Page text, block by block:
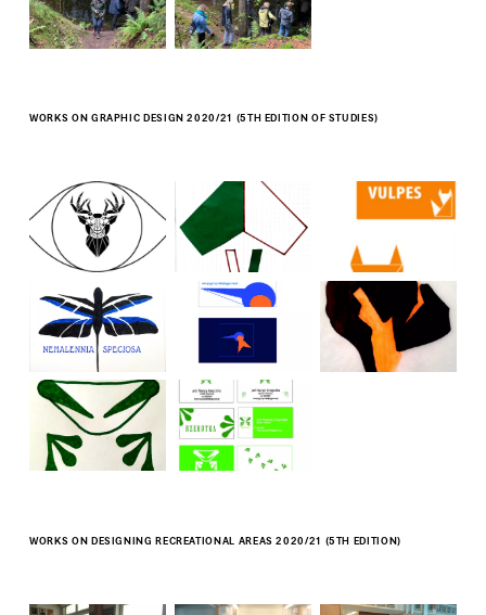
WORKS ON GRAPHIC DESIGN 2020/21 (5TH EDITION OF STUDIES)
WORKS ON DESIGNING RECREATIONAL AREAS 2020/21 (5TH EDITION)